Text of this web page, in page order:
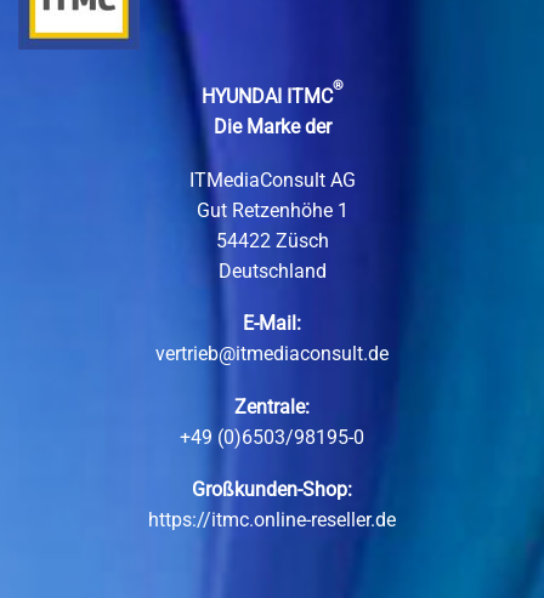
HYUNDAI ITMC®
Die Marke der
ITMediaConsult AG
Gut Retzenhöhe 1
54422 Züsch
Deutschland
E-Mail:
vertrieb@itmediaconsult.de
Zentrale:
+49 (0)6503/98195-0
Großkunden-Shop:
https://itmc.online-reseller.de